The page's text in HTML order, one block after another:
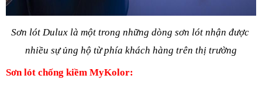
Sơn lót Dulux là một trong những dòng sơn lót nhận được
nhiều sự ủng hộ từ phía khách hàng trên thị trường
Sơn lót chống kiềm MyKolor: